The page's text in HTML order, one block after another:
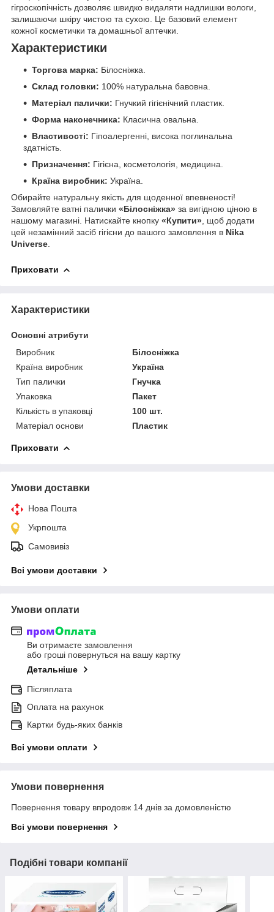
гігроскопічність дозволяє швидко видаляти надлишки вологи,
залишаючи шкіру чистою та сухою. Це базовий елемент
кожної косметички та домашньої аптечки.
Характеристики
Торгова марка: Білосніжка.
Склад головки: 100% натуральна бавовна.
Матеріал палички: Гнучкий гігієнічний пластик.
Форма наконечника: Класична овальна.
Властивості: Гіпоалергенні, висока поглинальна
здатність.
Призначення: Гігієна, косметологія, медицина.
Країна виробник: Україна.
Обирайте натуральну якість для щоденної впевненості!
Замовляйте ватні палички «Білосніжка» за вигідною ціною в
нашому магазині. Натискайте кнопку «Купити» , щоб додати
цей незамінний засіб гігієни до вашого замовлення в Nika
Universe
Приховати
Характеристики
Основні атрибути
Виробник
Білосніжка
Країна виробник
Україна
Тип палички
Гнучка
Упаковка
Пакет
Кількість в упаковці
100 шт.
Матеріал основи
Пластик
Приховати
Умови доставки
Нова Пошта
Укрпошта
Самовивіз
Всі умови доставки
Умови оплати
Ви отримаєте замовлення
або гроші повернуться на вашу картку
Детальніше
Післяплата
Оплата на рахунок
Картки будь-яких банків
Всі умови оплати
Умови повернення
Повернення товару впродовж 14 днів за домовленістю
Всі умови повернення
Подібні товари компанії